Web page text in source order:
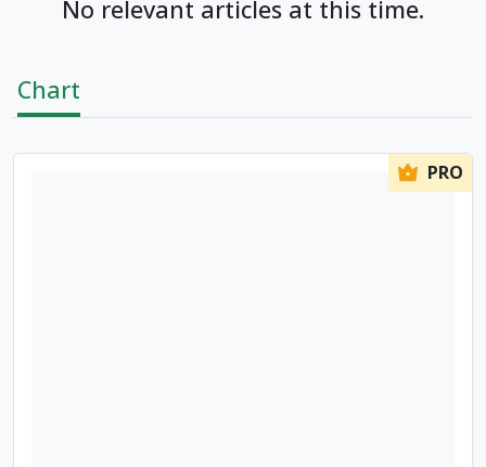
No relevant articles at this time.
Chart
PRO